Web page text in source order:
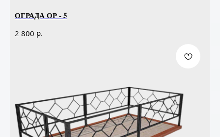
ОГРАДА ОР - 5
2 800 р.